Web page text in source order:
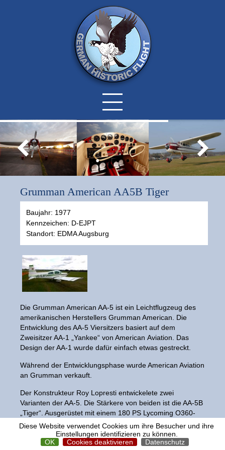
Diese Website verwendet Cookies um ihre Besucher und ihre
Einstellungen identifizieren zu können.
OK
Cookies deaktivieren Datenschutz
Grumman American AA5B Tiger
Baujahr: 1977
Kennzeichen: D-EJPT
Standort: EDMA Augsburg
Die Grumman American AA-5 ist ein Leichtflugzeug des
amerikanischen Herstellers Grumman American. Die
Entwicklung des AA-5 Viersitzers basiert auf dem
Zweisitzer AA-1 „Yankee“ von American Aviation. Das
Design der AA-1 wurde dafür einfach etwas gestreckt.
Während der Entwicklungsphase wurde American Aviation
an Grumman verkauft.
Der Konstrukteur Roy Lopresti entwickelete zwei
Varianten der AA-5. Die Stärkere von beiden ist die AA-5B
„Tiger“. Ausgerüstet mit einem 180 PS Lycoming O360-
A4K, starrem Propeller und starrem Fahrwerk. Sie besitzt
zwei Flächentanks mit ca. 199 Litern Fassungsvermögen.
Die Abflugmasse beträgt 1.089 kg und die